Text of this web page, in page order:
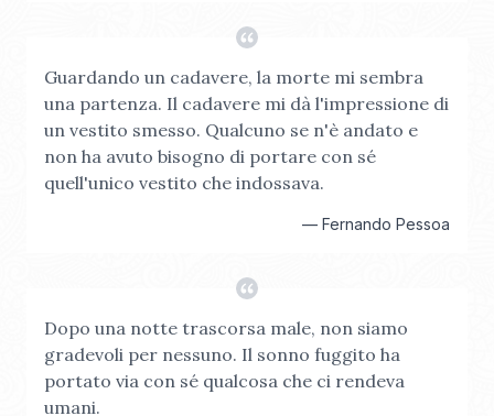
Guardando un cadavere, la morte mi sembra
una partenza. Il cadavere mi dà l'impressione di
un vestito smesso. Qualcuno se n'è andato e
non ha avuto bisogno di portare con sé
quell'unico vestito che indossava.
— Fernando Pessoa
Dopo una notte trascorsa male, non siamo
gradevoli per nessuno. Il sonno fuggito ha
portato via con sé qualcosa che ci rendeva
umani.